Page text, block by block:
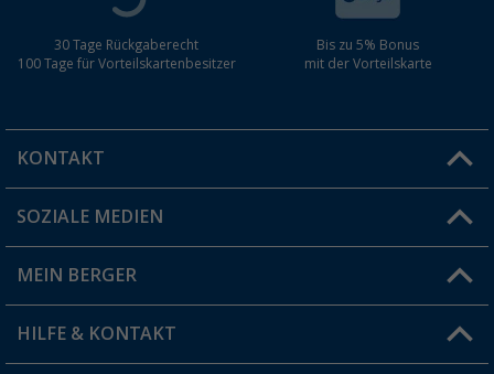
30 Tage Rückgaberecht
100 Tage für Vorteilskartenbesitzer
Bis zu 5% Bonus
mit der Vorteilskarte
KONTAKT
Du hast eine Frage?
Filiale finden
SOZIALE MEDIEN
MEIN BERGER
Vorteilskarte
HILFE & KONTAKT